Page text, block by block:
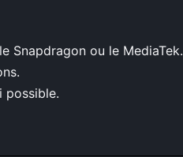
Snapdragon ou le MediaTek.
possible.